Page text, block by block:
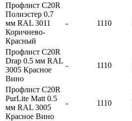
Профлист С20R
Полиэстер 0.7
мм RAL 3011
Коричнево-
Красный
- 1110
Профлист С20R
Drap 0.5 мм RAL
3005 Красное
Вино
- 1110
Профлист С20R
PurLite Matt 0.5
мм RAL 3005
Красное Вино
- 1110